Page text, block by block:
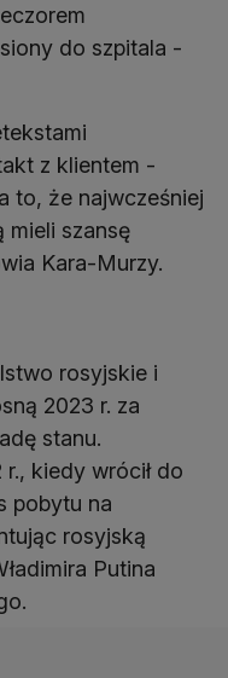
do szpitala -
z klientem -
to, że najwcześniej
mieli szansę
Kara-Murzy.
rosyjskie i
2023 r. za
stanu.
kiedy wrócił do
pobytu na
rosyjską
Putina